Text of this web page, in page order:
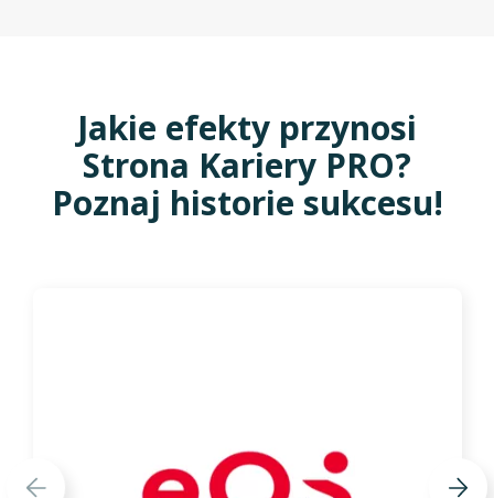
Jakie efekty przynosi
Strona Kariery PRO?
Poznaj historie sukcesu!